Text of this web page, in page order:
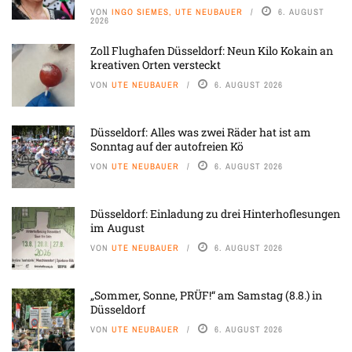
VON INGO SIEMES, UTE NEUBAUER 6. AUGUST
2026
Zoll Flughafen Düsseldorf: Neun Kilo Kokain an
kreativen Orten versteckt
VON UTE NEUBAUER 6. AUGUST 2026
Düsseldorf: Alles was zwei Räder hat ist am
Sonntag auf der autofreien Kö
VON UTE NEUBAUER 6. AUGUST 2026
Düsseldorf: Einladung zu drei Hinterhoflesungen
im August
VON UTE NEUBAUER 6. AUGUST 2026
„Sommer, Sonne, PRÜF!“ am Samstag (8.8.) in
Düsseldorf
VON UTE NEUBAUER 6. AUGUST 2026